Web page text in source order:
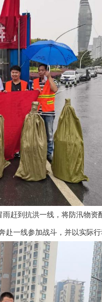
到抗洪一线，将防汛物资
一线参加战斗，并以实际行